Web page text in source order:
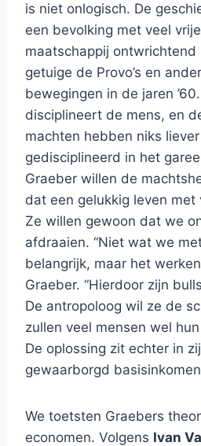
is niet onlogisch. De
een bevolking met veel
maatschappij ontwrichtend
getuige de Provo’s en
bewegingen in de jaren
disciplineert de mens, en
machten hebben niks
gedisciplineerd in het
Graeber willen de
dat een gelukkig leven
Ze willen gewoon dat we
afdraaien. “Niet wat we
belangrijk, maar het
Graeber. “Hierdoor zijn
De antropoloog wil ze de
zullen veel mensen wel
De oplossing zit echter in
gewaarborgd
We toetsten Graebers
economen. Volgens Ivan